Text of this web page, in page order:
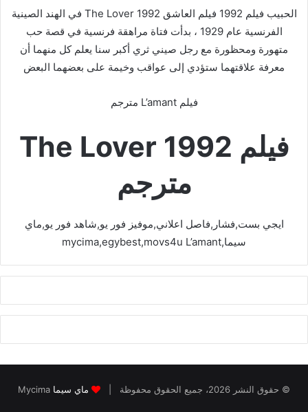
الحبيب فيلم 1992 فيلم العاشق The Lover 1992 في الهند الصينية
الفرنسية عام 1929 ، بدأت فتاة مراهقة فرنسية في قصة حب
متهورة ومحظورة مع رجل صيني ثري أكبر سنا يعلم كل منهما أن
معرفة علاقتهما ستؤدي إلى عواقب وخيمة على بعضهما البعض
فيلم L’amant مترجم
فيلم The Lover 1992
مترجم
ايجي بست,فشار,فاصل اعلاني,موفيز فور يو,شاهد فور يو,ماي
سيما,mycima,egybest,movs4u L’amant
© حقوق النشر 2026، جميع الحقوق محفوظة | ماي سيما